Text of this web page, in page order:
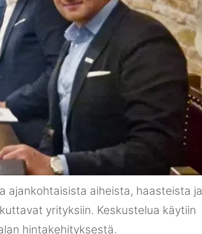
ajankohtaisista aiheista, haasteista ja
yrityksiin. Keskustelua käytiin
hintakehityksestä.